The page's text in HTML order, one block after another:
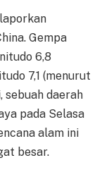
Gempa
6,8
7,1 (menurut
sebuah daerah
pada Selasa
alam ini
besar.